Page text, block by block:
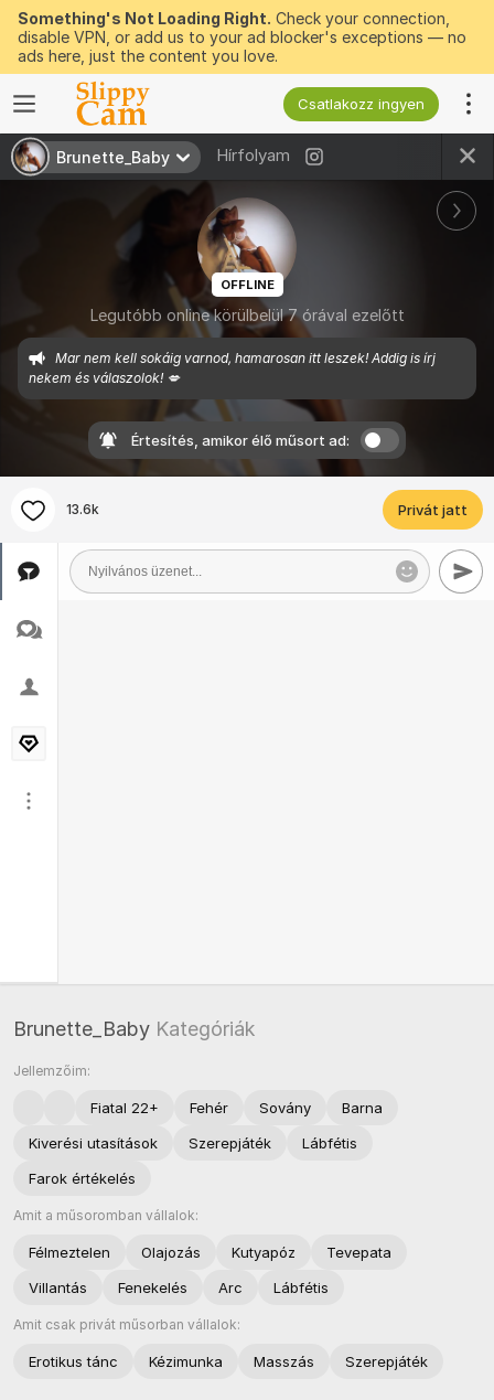
Something's Not Loading Right. Check your connection,
disable VPN, or add us to your ad blocker's exceptions — no
ads here, just the content you love.
Csatlakozz ingyen
Brunette_Baby Hírfolyam
OFFLINE
Legutóbb online körülbelül 7 órával ezelőtt
Mar nem kell sokáig varnod, hamarosan itt leszek! Addig is írj
nekem és válaszolok! 💋
Értesítés, amikor élő műsort ad:
13.6k Privát jatt
Brunette_Baby Kategóriák
Jellemzőim:
Fiatal 22+ Fehér Sovány
Barna
Kiverési utasítások
Szerepjáték
Lábfétis
Farok értékelés
Amit a műsoromban vállalok:
Félmeztelen Olajozás Kutyapóz
Tevepata
Villantás
Fenekelés Arc Lábfétis
Amit csak privát műsorban vállalok:
Erotikus tánc Kézimunka Masszás Szerepjáték